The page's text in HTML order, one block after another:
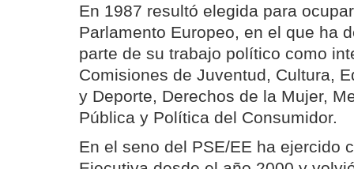
En 1987 resultó elegida para
Parlamento Europeo, en el que ha
parte de su trabajo político como
Comisiones de Juventud, Cultura,
y Deporte, Derechos de la Mujer,
Pública y Política del Consumidor.
En el seno del PSE/EE ha ejercido